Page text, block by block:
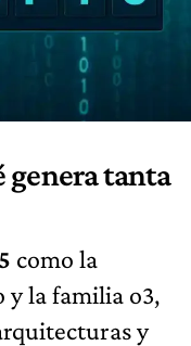
genera tanta
como la
y la familia o3,
y